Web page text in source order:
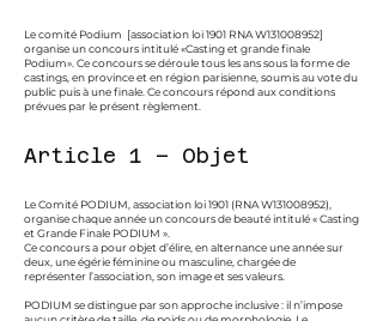
Le comité Podium [association loi 1901 RNA W131008952]
organise un concours intitulé «Casting et grande finale
Podium». Ce concours se déroule tous les ans sous la forme de
castings, en province et en région parisienne, soumis au vote du
public puis à une finale. Ce concours répond aux conditions
prévues par le présent règlement.
Article 1 – Objet
Le Comité PODIUM, association loi 1901 (RNA W131008952),
organise chaque année un concours de beauté intitulé « Casting
et Grande Finale PODIUM ».
Ce concours a pour objet d’élire, en alternance une année sur
deux, une égérie féminine ou masculine, chargée de
représenter l’association, son image et ses valeurs.
PODIUM se distingue par son approche inclusive : il n’impose